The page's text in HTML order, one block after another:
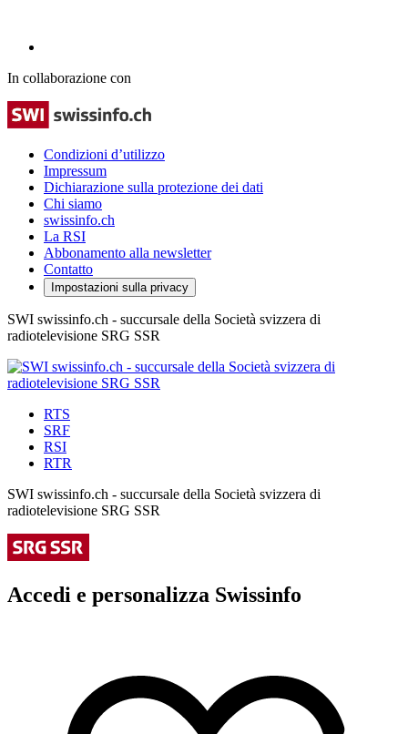
In collaborazione con
Condizioni d’utilizzo
Impressum
Dichiarazione sulla protezione dei dati
Chi siamo
swissinfo.ch
La RSI
Abbonamento alla newsletter
Contatto
Impostazioni sulla privacy
SWI swissinfo.ch - succursale della Società svizzera di
radiotelevisione SRG SSR
RTS
SRF
RSI
RTR
SWI swissinfo.ch - succursale della Società svizzera di
radiotelevisione SRG SSR
Accedi e personalizza Swissinfo